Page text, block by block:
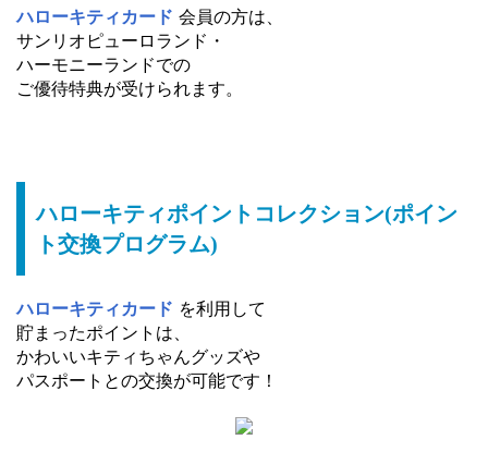
ハローキティカード 会員の方は、
サンリオピューロランド・
ハーモニーランドでの
ご優待特典が受けられます。
ハローキティポイントコレクション(ポイン
ト交換プログラム)
ハローキティカード を利用して
貯まったポイントは、
かわいいキティちゃんグッズや
パスポートとの交換が可能です！